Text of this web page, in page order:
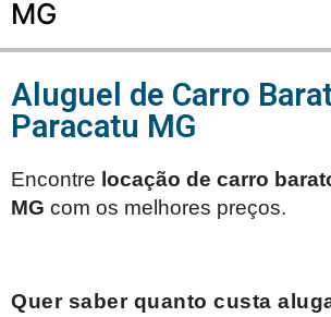
MG
Aluguel de Carro
Paracatu MG
Encontre locação de carro
MG com os melhores preços.
Quer saber quanto custa